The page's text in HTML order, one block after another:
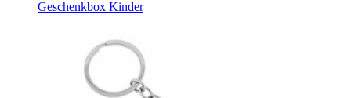
Geschenkbox Kinder